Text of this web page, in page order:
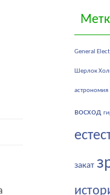
General
Шерлок
астрономия
восход
закат